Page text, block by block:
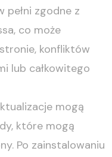
zgodne z
co może
konfliktów
lub całkowitego
mogą
które mogą
Po zainstalowaniu